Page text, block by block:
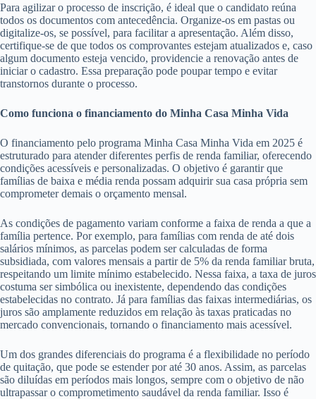
Para agilizar o processo de inscrição, é ideal que o candidato reúna
todos os documentos com antecedência. Organize-os em pastas ou
digitalize-os, se possível, para facilitar a apresentação. Além disso,
certifique-se de que todos os comprovantes estejam atualizados e, caso
algum documento esteja vencido, providencie a renovação antes de
iniciar o cadastro. Essa preparação pode poupar tempo e evitar
transtornos durante o processo.
Como funciona o financiamento do Minha Casa Minha Vida
O financiamento pelo programa Minha Casa Minha Vida em 2025 é
estruturado para atender diferentes perfis de renda familiar, oferecendo
condições acessíveis e personalizadas. O objetivo é garantir que
famílias de baixa e média renda possam adquirir sua casa própria sem
comprometer demais o orçamento mensal.
As condições de pagamento variam conforme a faixa de renda a que a
família pertence. Por exemplo, para famílias com renda de até dois
salários mínimos, as parcelas podem ser calculadas de forma
subsidiada, com valores mensais a partir de 5% da renda familiar bruta,
respeitando um limite mínimo estabelecido. Nessa faixa, a taxa de juros
costuma ser simbólica ou inexistente, dependendo das condições
estabelecidas no contrato. Já para famílias das faixas intermediárias, os
juros são amplamente reduzidos em relação às taxas praticadas no
mercado convencionais, tornando o financiamento mais acessível.
Um dos grandes diferenciais do programa é a flexibilidade no período
de quitação, que pode se estender por até 30 anos. Assim, as parcelas
são diluídas em períodos mais longos, sempre com o objetivo de não
ultrapassar o comprometimento saudável da renda familiar. Isso é